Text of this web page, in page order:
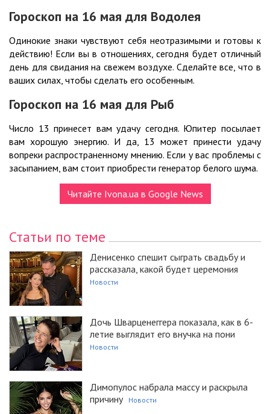
Гороскоп на 16 мая для Водолея
Одинокие знаки чувствуют себя неотразимыми и готовы к
действию! Если вы в отношениях, сегодня будет отличный
день для свидания на свежем воздухе. Сделайте все, что в
ваших силах, чтобы сделать его особенным.
Гороскоп на 16 мая для Рыб
Число 13 принесет вам удачу сегодня. Юпитер посылает
вам хорошую энергию. И да, 13 может принести удачу
вопреки распространенному мнению. Если у вас проблемы с
засыпанием, вам стоит приобрести генератор белого шума.
Читайте Ivona.ua в Google News
Статьи по теме
Денисенко спешит сыграть свадьбу и
рассказала, какой будет церемония
Новости
Дочь Шварценеггера показала, как в 6-
летие выглядит его внучка на пони
Новости
Димопулос набрала массу и раскрыла
причину
Новости